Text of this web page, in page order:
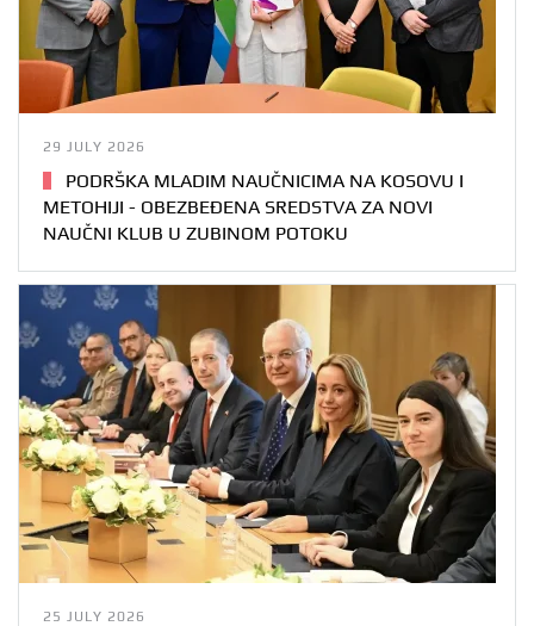
29 JULY 2026
PODRŠKA MLADIM NAUČNICIMA NA KOSOVU I
METOHIJI - OBEZBEĐENA SREDSTVA ZA NOVI
NAUČNI KLUB U ZUBINOM POTOKU
25 JULY 2026